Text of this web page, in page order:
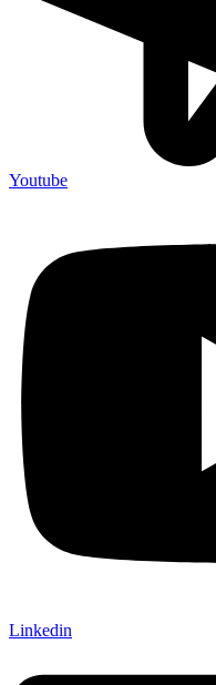
Youtube
Linkedin